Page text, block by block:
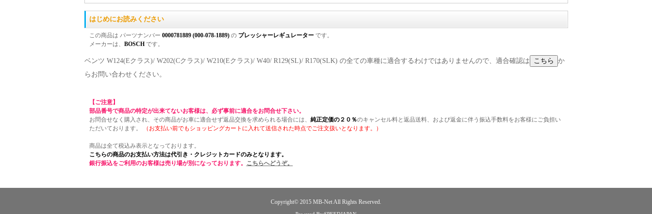
はじめにお読みください
この商品は パーツナンバー 0000781889 (000-078-1889)の プレッシャーレギュレーターです。
メーカーは、 BOSCHです。
ベンツ W124(Eクラス)/ W202(Cクラス)/ W210(Eクラス)/ W40/ R129(SL)/ R170(SLK) の全ての車種に適合するわけではありませんので、適合確認は
か
らお問い合わせください。
【ご注意】
部品番号で商品の特定が出来てないお客様は、必ず事前に適合をお問合せ下さい。
お問合せなく購入され、その商品がお車に適合せず返品交換を求められる場合には、 純正定価の２０％のキャンセル料と返品送料、および返金に伴う振込手数料をお客様にご負担い
ただいております。
（お支払い前でもショッピングカートに入れて送信された時点でご注文扱いとなります。）
商品は全て税込み表示となっております。
こちらの商品のお支払い方法は代引き・クレジットカードのみとなります。
銀行振込をご利用のお客様は売り場が別になっております。 こちらへどうぞ。
Copyright© 2015 MB-NetAll Rights Reserved.